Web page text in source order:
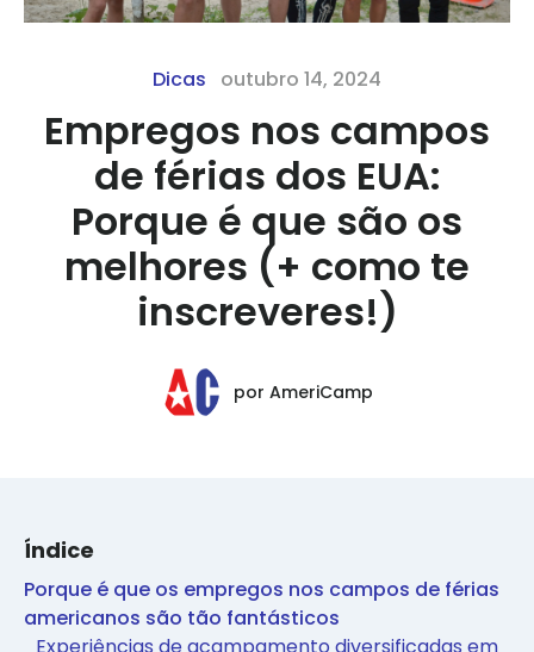
Dicas outubro 14, 2024
Empregos nos campos
de férias dos EUA:
Porque é que são os
melhores (+ como te
inscreveres!)
por AmeriCamp
Índice
Porque é que os empregos nos campos de férias
americanos são tão fantásticos